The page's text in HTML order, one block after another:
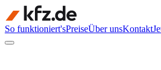
So funktioniert'sPreiseÜber unsKontakt